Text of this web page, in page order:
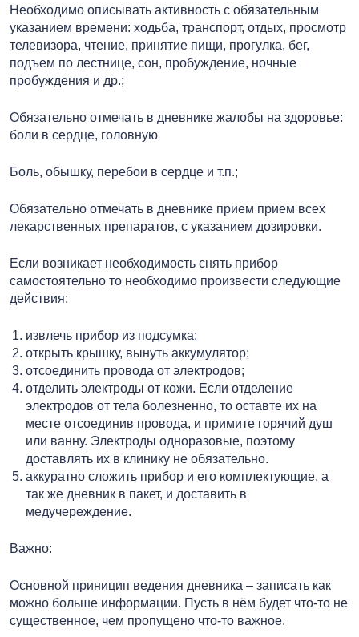
Необходимо описывать активность с обязательным
указанием времени: ходьба, транспорт, отдых, просмотр
телевизора, чтение, принятие пищи, прогулка, бег,
подъем по лестнице, сон, пробуждение, ночные
пробуждения и др.;
Обязательно отмечать в дневнике жалобы на здоровье:
боли в сердце, головную
Боль, обышку, перебои в сердце и т.п.;
Обязательно отмечать в дневнике прием прием всех
лекарственных препаратов, с указанием дозировки.
Если возникает необходимость снять прибор
самостоятельно то необходимо произвести следующие
действия:
извлечь прибор из подсумка;
открыть крышку, вынуть аккумулятор;
отсоединить провода от электродов;
отделить электроды от кожи. Если отделение
электродов от тела болезненно, то оставте их на
месте отсоединив провода, и примите горячий душ
или ванну. Электроды одноразовые, поэтому
доставлять их в клинику не обязательно.
аккуратно сложить прибор и его комплектующие, а
так же дневник в пакет, и доставить в
медучереждение.
Важно:
Основной приницип ведения дневника – записать как
можно больше информации. Пусть в нём будет что-то не
существенное, чем пропущено что-то важное.